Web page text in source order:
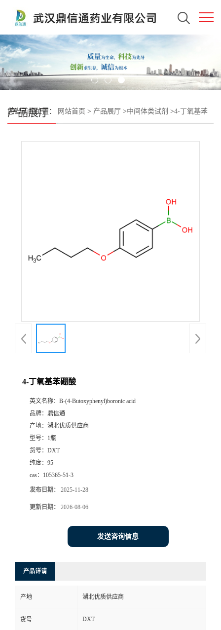
产品展厅
您当前的位置： 网站首页 > 产品展厅 >中间体类试剂 >4-丁氧基苯
4-丁氧基苯硼酸
英文名称： B-(4-Butoxyphenyl)boronic acid
品牌： 鼎信通
产地： 湖北优质供应商
型号： 1瓶
货号： DXT
纯度： 95
cas： 105365-51-3
发布日期： 2025-11-28
更新日期： 2026-08-06
发送咨询信息
产品详请
产地 湖北优质供应商
货号 DXT